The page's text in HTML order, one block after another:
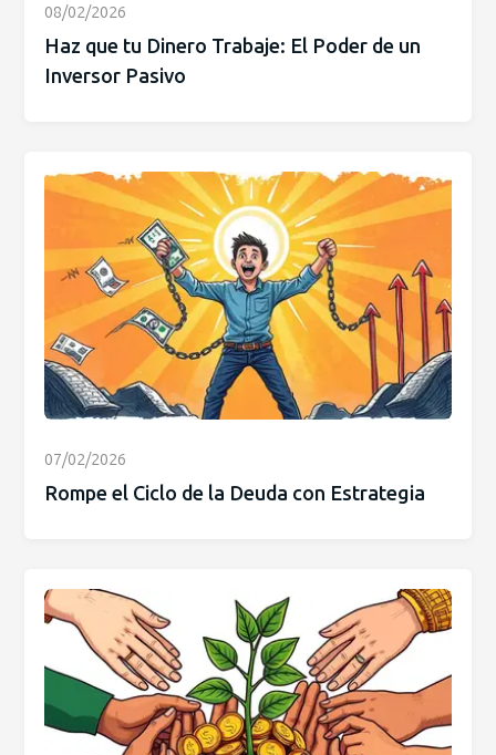
08/02/2026
Haz que tu Dinero Trabaje: El Poder de un
Inversor Pasivo
07/02/2026
Rompe el Ciclo de la Deuda con Estrategia